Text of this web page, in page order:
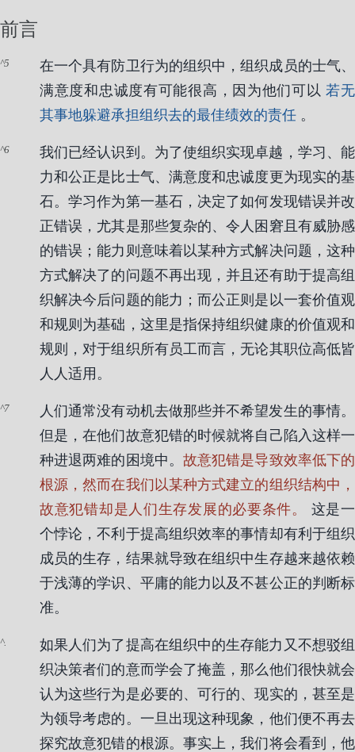
前言
5
在一个具有防卫行为的组织中，组织成员的士气、
满意度和忠诚度有可能很高，因为他们可以若无
其事地躲避承担组织去的最佳绩效的责任 。
6
我们已经认识到。为了使组织实现卓越，学习、能
力和公正是比士气、满意度和忠诚度更为现实的基
石。学习作为第一基石，决定了如何发现错误并改
正错误，尤其是那些复杂的、令人困窘且有威胁感
的错误；能力则意味着以某种方式解决问题，这种
方式解决了的问题不再出现，并且还有助于提高组
织解决今后问题的能力；而公正则是以一套价值观
和规则为基础，这里是指保持组织健康的价值观和
规则，对于组织所有员工而言，无论其职位高低皆
人人适用。
7
人们通常没有动机去做那些并不希望发生的事情。
但是，在他们故意犯错的时候就将自己陷入这样一
种进退两难的困境中。 故意犯错是导致效率低下的
根源，然而在我们以某种方式建立的组织结构中，
故意犯错却是人们生存发展的必要条件。
这是一
个悖论，不利于提高组织效率的事情却有利于组织
成员的生存，结果就导致在组织中生存越来越依赖
于浅薄的学识、平庸的能力以及不甚公正的判断标
准。
.
如果人们为了提高在组织中的生存能力又不想驳组
织决策者们的意而学会了掩盖，那么他们很快就会
认为这些行为是必要的、可行的、现实的，甚至是
为领导考虑的。一旦出现这种现象，他们便不再去
探究故意犯错的根源。事实上，我们将会看到，他